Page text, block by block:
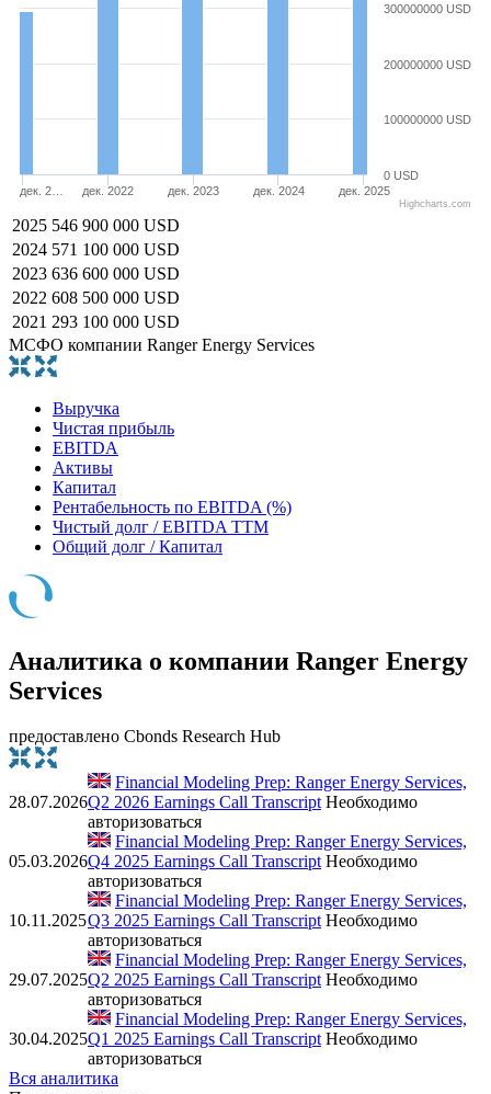
дек. 2… дек. 2022 дек. 2023 дек. 2024 дек. 2025
0 USD
100000000 USD
200000000 USD
300000000 USD
Highcharts.com
2025 546 900 000 USD
2024 571 100 000 USD
2023 636 600 000 USD
2022 608 500 000 USD
2021 293 100 000 USD
МСФО компании Ranger Energy Services
Выручка
Чистая прибыль
EBITDA
Активы
Капитал
Рентабельность по EBITDA (%)
Чистый долг / EBITDA TTM
Общий долг / Капитал
Аналитика о компании Ranger Energy
Services
предоставлено Cbonds Research Hub
28.07.2026
Financial Modeling Prep: Ranger Energy Services,
Q2 2026 Earnings Call Transcript Необходимо
авторизоваться
05.03.2026
Financial Modeling Prep: Ranger Energy Services,
Q4 2025 Earnings Call Transcript Необходимо
авторизоваться
10.11.2025
Financial Modeling Prep: Ranger Energy Services,
Q3 2025 Earnings Call Transcript Необходимо
авторизоваться
29.07.2025
Financial Modeling Prep: Ranger Energy Services,
Q2 2025 Earnings Call Transcript Необходимо
авторизоваться
30.04.2025
Financial Modeling Prep: Ranger Energy Services,
Q1 2025 Earnings Call Transcript Необходимо
авторизоваться
Вся аналитика